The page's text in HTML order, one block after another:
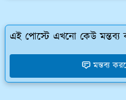
এই পোস্টে এখনো কেউ মন্তব্য
মন্তব্য